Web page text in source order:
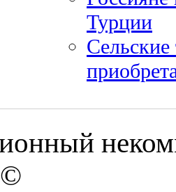
Турции
Сельские